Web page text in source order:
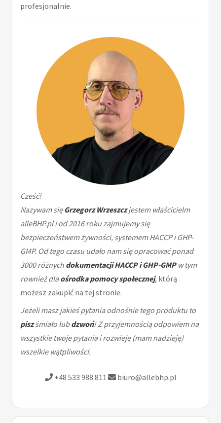
profesjonalnie.
Cześć!
Nazywam sięGrzegorz Wrzeszczjestem właścicielm
alleBHP.pl i od 2016 roku zajmujemy się
bezpieczeństwem żywności, systemem HACCP i GHP-
GMP. Od tego czasu udało nam się opracować ponad
3000 różnych dokumentacji HACCP i GHP-GMPw tym
rownież dlaośrodka pomocy społecznej, którą
możesz zakupić na tej stronie.
Jeżeli masz jakieś pytania odnośnie tego produktu to
piszśmiało lubdzwoń! Z przyjemnością odpowiem na
wszystkie twoje pytania i rozwieję (mam nadzieję)
wszelkie wątpliwości.
+48 533 988 811 biuro@allebhp.pl